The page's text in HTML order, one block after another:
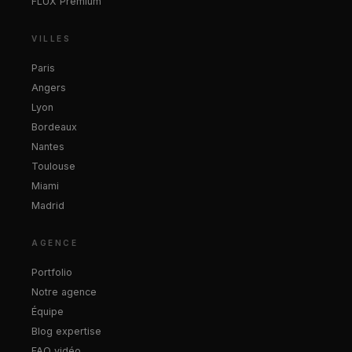
VILLES
Paris
Angers
Lyon
Bordeaux
Nantes
Toulouse
Miami
Madrid
AGENCE
Portfolio
Notre agence
Équipe
Blog expertise